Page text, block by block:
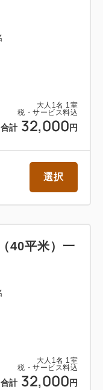
大人 1名 1室
税・サービス料込
合計 32,000 円
選択
大人 1名 1室
税・サービス料込
合計 32,000 円
40平米）一